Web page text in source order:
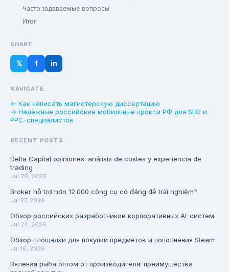
Часто задаваемые вопросы
Итог
SHARE
𝕏 f in
NAVIGATE
← Как написать магистерскую диссертацию
→ Надёжные российские мобильные прокси РФ для SEO и
PPC-специалистов
RECENT POSTS
Delta Capital opiniones: análisis de costes y experiencia de
trading
Jul 29, 2026
Broker hỗ trợ hơn 12.000 công cụ có đáng để trải nghiệm?
Jul 27, 2026
Обзор российских разработчиков корпоративных AI-систем
Jul 24, 2026
Обзор площадки для покупки предметов и пополнения Steam
Jul 16, 2026
Вяленая рыба оптом от производителя: преимущества